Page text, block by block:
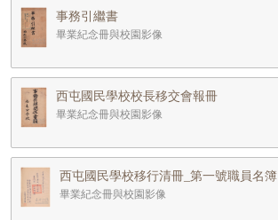
事務引繼書
畢業紀念冊與校園影像
西屯國民學校校長移交會報冊
畢業紀念冊與校園影像
西屯國民學校移行清冊_第一號職員名簿
畢業紀念冊與校園影像